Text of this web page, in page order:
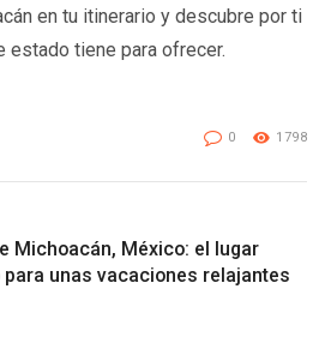
en tu itinerario y descubre por ti
tiene para ofrecer.
0 1798
Michoacán, México: el lugar
unas vacaciones relajantes